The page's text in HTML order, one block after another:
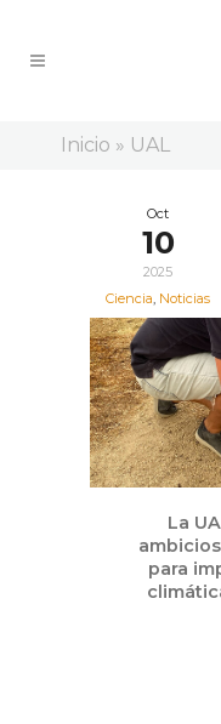
Inicio » UAL
Oct
10
2025
Ciencia, Noticias
La
para